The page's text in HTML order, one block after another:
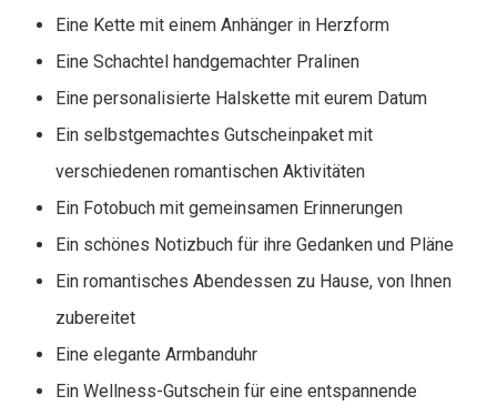
Eine Kette mit einem Anhänger in Herzform
Eine Schachtel handgemachter Pralinen
Eine personalisierte Halskette mit eurem Datum
Ein selbstgemachtes Gutscheinpaket mit
verschiedenen romantischen Aktivitäten
Ein Fotobuch mit gemeinsamen Erinnerungen
Ein schönes Notizbuch für ihre Gedanken und Pläne
Ein romantisches Abendessen zu Hause, von Ihnen
zubereitet
Eine elegante Armbanduhr
Ein Wellness-Gutschein für eine entspannende